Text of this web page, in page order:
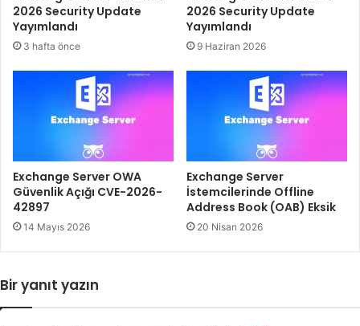
2026 Security Update
Yayımlandı
3 hafta önce
2026 Security Update
Yayımlandı
9 Haziran 2026
Exchange Server OWA
Güvenlik Açığı CVE-2026-
42897
14 Mayıs 2026
Exchange Server
İstemcilerinde Offline
Address Book (OAB) Eksik
20 Nisan 2026
Bir yanıt yazın